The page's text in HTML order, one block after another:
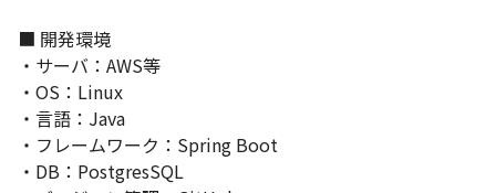
■ 開発環境
・サーバ：AWS等
・OS：Linux
・言語：Java
・フレームワーク：Spring Boot
・DB：PostgresSQL